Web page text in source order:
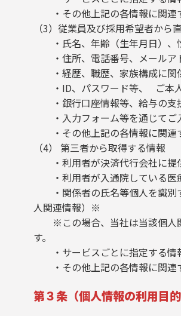
・その他上記の各情報に関連
（3）従業員及び採用希望者から
・氏名、年齢（生年月日）、
・住所、電話番号、メールア
・経歴、職歴、家族構成に関
・ID、パスワード等、 ご本
・銀行口座情報等、給与の支
・入力フォーム等を通じてご
・その他上記の各情報に関連
（4） 第三者から取得する情報
・利用者が決済代行会社に提
・利用者が入通院している医
・関係者の氏名等個人を識別
人関連情報）※
※この場合、当社は当該個人関
す。
・サービスごとに指定する情
・その他上記の各情報に関連
第３条（個人情報の利用目的